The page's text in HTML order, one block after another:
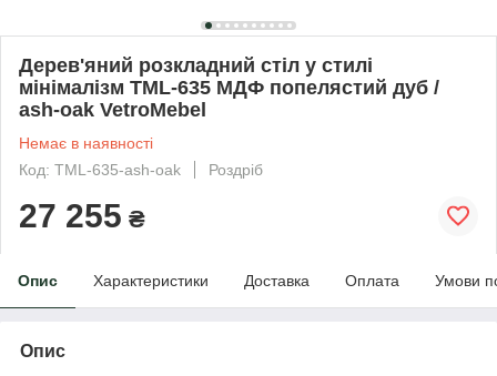
Дерев'яний розкладний стіл у стилі
мінімалізм TML-635 МДФ попелястий дуб /
ash-oak VetroMebel
Немає в наявності
Код: TML-635-ash-oak
Роздріб
27 255 ₴
Опис Характеристики Доставка Оплата Умови
Опис